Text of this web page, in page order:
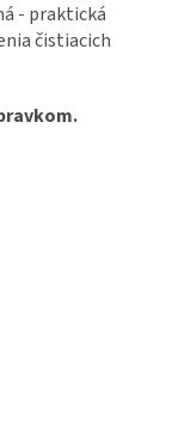
- praktická
čistiacich